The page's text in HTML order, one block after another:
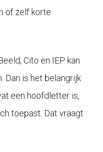
of zelf korte
Cito en IEP kan
Dan is het belangrijk
een hoofdletter is,
toepast. Dat vraagt